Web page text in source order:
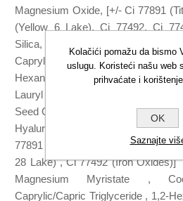
Magnesium Oxide, [+/- Ci 77891
(Yellow 6 Lake), Ci 77492, Ci
Silica, Squalane,
Caprylate/Caprate, Caprylic/
Hexanediol, Caprylyl Glycol,
Lauryl Pca, Tocopheryl Acetate,
Seed Oil, Hydrolyzed Sodium
Hyaluronate, Hydrogenated
77891 (Titanium Dioxide), Ci
28 Lake) , Ci 77492 (Iron Oxides)]
Magnesium Myristate ,
Caprylic/Capric Triglyceride , 1,2-
Kolačići pomažu da bismo
uslugu. Koristeći našu web
prihvaćate i
OK
Saznajte